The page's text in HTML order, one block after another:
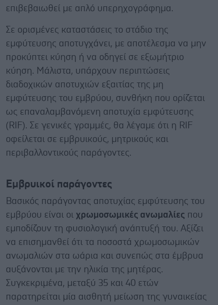
επιβεβαιωθεί με απλό υπερηχογράφημα.
Σε ορισμένες καταστάσεις το στάδιο της
εμφύτευσης αποτυγχάνει, με αποτέλεσμα να μην
προκύπτει κύηση ή να οδηγεί σε εξωμήτριο
κύηση. Μάλιστα, υπάρχουν περιπτώσεις
διαδοχικών αποτυχιών εξαιτίας της μη
εμφύτευσης του εμβρύου, συνθήκη που ορίζεται
ως επαναλαμβανόμενη αποτυχία εμφύτευσης
(RIF). Σε γενικές γραμμές, θα λέγαμε ότι η RIF
οφείλεται σε εμβρυικούς, μητρικούς και
περιβαλλοντικούς παράγοντες.
Εμβρυικοί παράγοντες
Βασικός παράγοντας αποτυχίας εμφύτευσης του
εμβρύου είναι οι χρωμοσωμικές ανωμαλίες που
εμποδίζουν τη φυσιολογική ανάπτυξή του. Αξίζει
να επισημανθεί ότι τα ποσοστά χρωμοσωμικών
ανωμαλιών στα ωάρια και συνεπώς στα έμβρυα
αυξάνονται με την ηλικία της μητέρας.
Συγκεκριμένα, μεταξύ 35 και 40 ετών
παρατηρείται μία αισθητή μείωση της γυναικείας